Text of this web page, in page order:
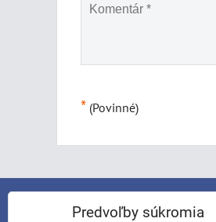
* (Povinné)
KONTAKT
Predvoľby súkromia